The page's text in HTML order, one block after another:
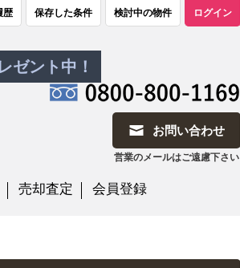
歴 保存した条件 検討中の物件 ログイン
ゼント中！
お問い合わせ
営業のメールはご遠慮下さい
売却査定 会員登録